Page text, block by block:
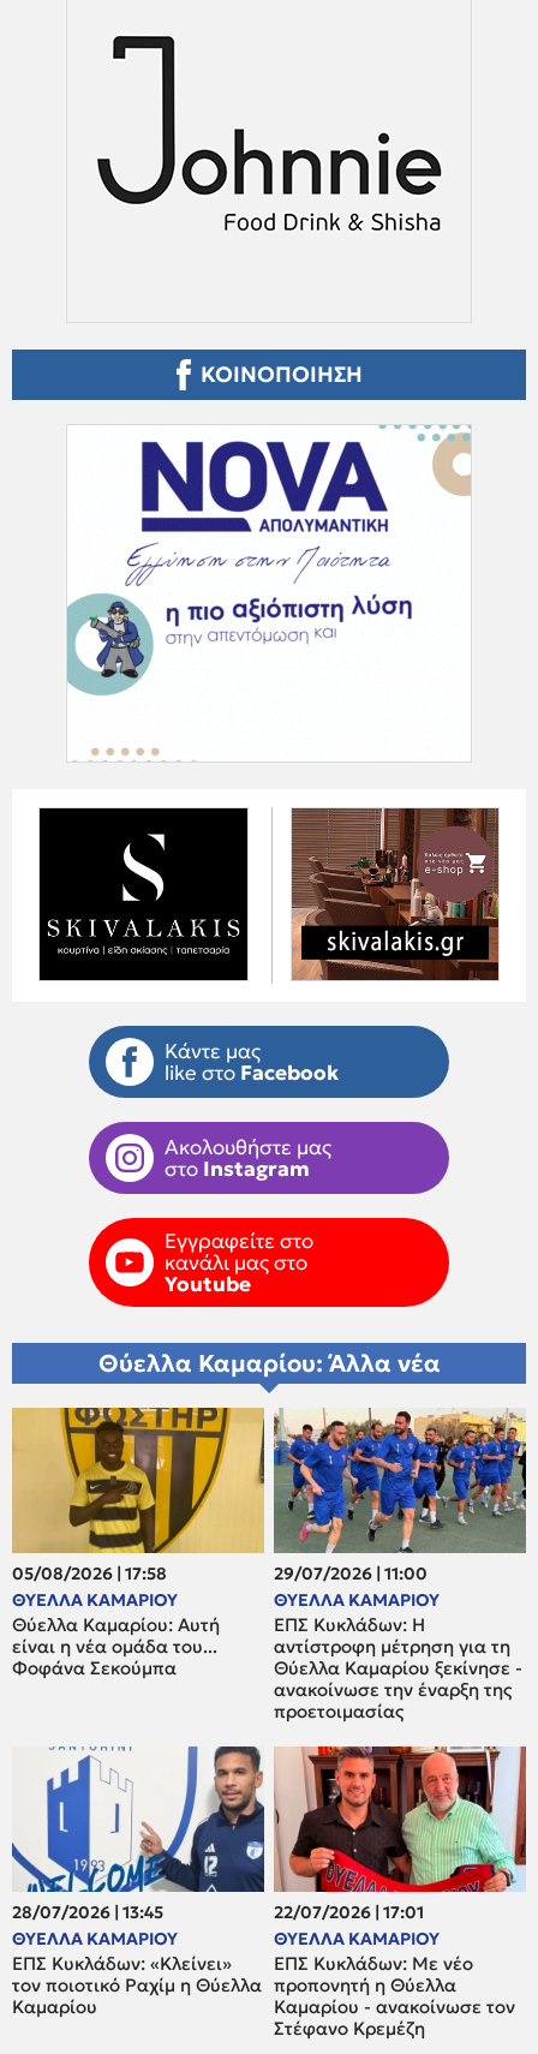
ΚΟΙΝΟΠΟΙΗΣΗ
Κάντε μας
like στο Facebook
Ακολουθήστε μας
στο Instagram
Εγγραφείτε στο
κανάλι μας στο
Youtube
Θύελλα Καμαρίου: Άλλα νέα
05/08/2026 | 17:58
ΘΥΕΛΛΑ ΚΑΜΑΡΙΟΥ
Θύελλα Καμαρίου: Αυτή
είναι η νέα ομάδα του...
Φοφάνα Σεκούμπα
29/07/2026 | 11:00
ΘΥΕΛΛΑ ΚΑΜΑΡΙΟΥ
ΕΠΣ Κυκλάδων: Η
αντίστροφη μέτρηση για τη
Θύελλα Καμαρίου ξεκίνησε -
ανακοίνωσε την έναρξη της
προετοιμασίας
28/07/2026 | 13:45
ΘΥΕΛΛΑ ΚΑΜΑΡΙΟΥ
ΕΠΣ Κυκλάδων: «Κλείνει»
τον ποιοτικό Ραχίμ η Θύελλα
Καμαρίου
22/07/2026 | 17:01
ΘΥΕΛΛΑ ΚΑΜΑΡΙΟΥ
ΕΠΣ Κυκλάδων: Με νέο
προπονητή η Θύελλα
Καμαρίου - ανακοίνωσε τον
Στέφανο Κρεμέζη